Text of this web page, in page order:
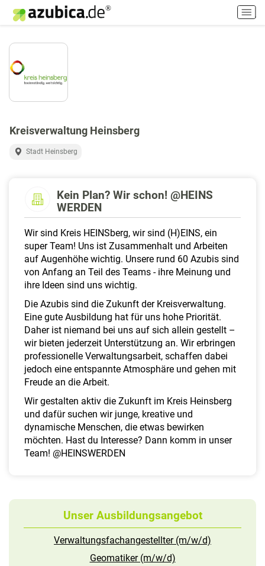
H
a
s
h
Kreisverwaltung Heinsberg
Stadt Heinsberg
Kein Plan? Wir schon! @HEINS
WERDEN
Wir sind Kreis HEINSberg, wir sind (H)EINS, ein
super Team! Uns ist Zusammenhalt und Arbeiten
auf Augenhöhe wichtig. Unsere rund 60 Azubis sind
von Anfang an Teil des Teams - ihre Meinung und
ihre Ideen sind uns wichtig.
Die Azubis sind die Zukunft der Kreisverwaltung.
Eine gute Ausbildung hat für uns hohe Priorität.
Daher ist niemand bei uns auf sich allein gestellt –
wir bieten jederzeit Unterstützung an. Wir erbringen
professionelle Verwaltungsarbeit, schaffen dabei
jedoch eine entspannte Atmosphäre und gehen mit
Freude an die Arbeit.
Wir gestalten aktiv die Zukunft im Kreis Heinsberg
und dafür suchen wir junge, kreative und
dynamische Menschen, die etwas bewirken
möchten. Hast du Interesse? Dann komm in unser
Team! @HEINSWERDEN
Unser Ausbildungsangebot
Verwaltungsfachangestellter (m/w/d)
Geomatiker (m/w/d)